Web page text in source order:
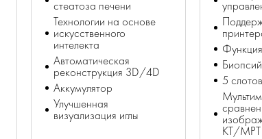
стеатоза печени
Технологии на основе
искусственного
интелекта
Автоматическая
реконструкция 3D/4D
Аккумулятор
Улучшенная
визуализация иглы
5
КТ/МРТ